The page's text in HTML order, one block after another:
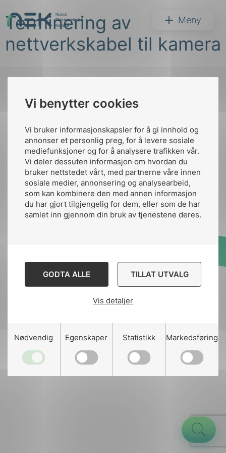
Vi benytter cookies
Vi bruker informasjonskapsler for å gi innhold og
annonser et personlig preg, for å levere sosiale
mediefunksjoner og for å analysere trafikken vår.
Vi deler dessuten informasjon om hvordan du
bruker nettstedet vårt, med partnerne våre innen
sosiale medier, annonsering og analysearbeid,
som kan kombinere den med annen informasjon
du har gjort tilgjengelig for dem, eller som de har
samlet inn gjennom din bruk av tjenestene deres.
GODTA ALLE TILLAT UTVALG
Vis detaljer
Nødvendig Egenskaper Statistikk Markedsføring
til
innhold
NEK Meny
Søk
Terminering av
nettverkskabel til kamera
Kontakt oss
Ansatte
nek@nek.no
Kontakt
Bruk av Cookies
Designed and developed
Stem Agency
toppen